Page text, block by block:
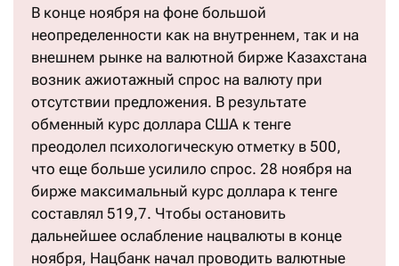
В конце ноября на фоне большой
неопределенности как на внутреннем, так и на
внешнем рынке на валютной бирже Казахстана
возник ажиотажный спрос на валюту при
отсутствии предложения. В результате
обменный курс доллара США к тенге
преодолел психологическую отметку в 500,
что еще больше усилило спрос. 28 ноября на
бирже максимальный курс доллара к тенге
составлял 519,7. Чтобы остановить
дальнейшее ослабление нацвалюты в конце
ноября, Нацбанк начал проводить валютные